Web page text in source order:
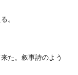
。
た。叙事詩のよう